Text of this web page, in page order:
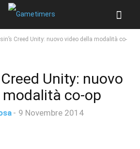
Creed Unity: nuovo video della modalità co-
Unity: nuovo
co-op
- 9 Novembre 2014